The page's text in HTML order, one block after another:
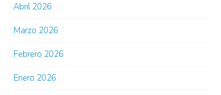
Abril 2026
Marzo 2026
Febrero 2026
Enero 2026